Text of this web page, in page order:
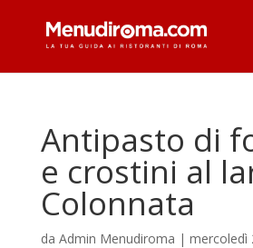
Antipasto di
e crostini al
Colonnata
da Admin Menudiroma | mercoledì